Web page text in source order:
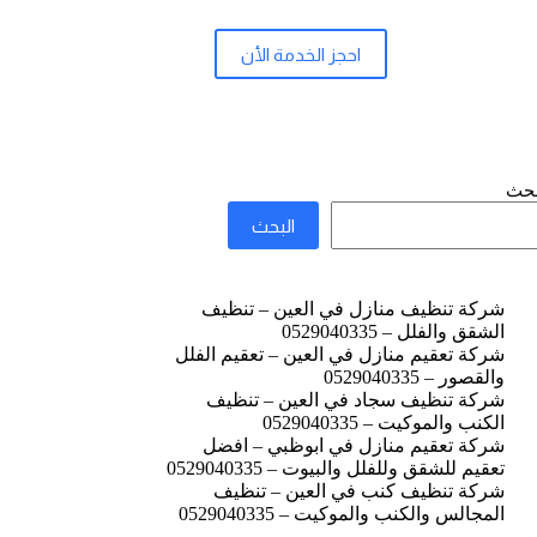
احجز الخدمة الأن
البحث
شركة تنظيف منازل في العين – تنظيف
الشقق والفلل – 0529040335
شركة تعقيم منازل في العين – تعقيم الفلل
والقصور – 0529040335
شركة تنظيف سجاد في العين – تنظيف
الكنب والموكيت – 0529040335
شركة تعقيم منازل في ابوظبي – افضل
تعقيم للشقق وللفلل والبيوت – 0529040335
شركة تنظيف كنب في العين – تنظيف
المجالس والكنب والموكيت – 0529040335